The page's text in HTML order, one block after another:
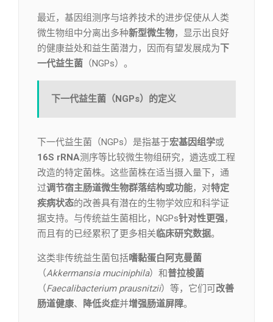
最近，基因组测序与培养技术的进步促使从人类
微生物组中分离出多种新型微生物，显示出良好
的健康益处和益生菌潜力，因而有望发展成为 下
一代益生菌 （NGPs）。
下一代益生菌（NGPs）的定义
下一代益生菌（NGPs）是指基于宏基因组学或
16S rRNA测序等比较微生物组研究，遴选或工程
改造的特定菌株。这些菌株在适当摄入量下，通
过调节宿主肠道微生物群落结构或功能，对特定
疾病状态的改善具有潜在的生物学效应和科学证
据支持。与传统益生菌相比，NGPs针对性更强，
而且有的已经累积了更多相关 临床研究数据。
这类非传统益生菌包括嗜黏蛋白阿克曼菌
（Akkermansia muciniphila）和普拉梭菌
（Faecalibacterium prausnitzii）等，它们可 改善
肠道健康、 降低炎症并增强肠道屏障。